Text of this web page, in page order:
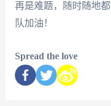
再是难题，随时随地
队加油！
Spread the love